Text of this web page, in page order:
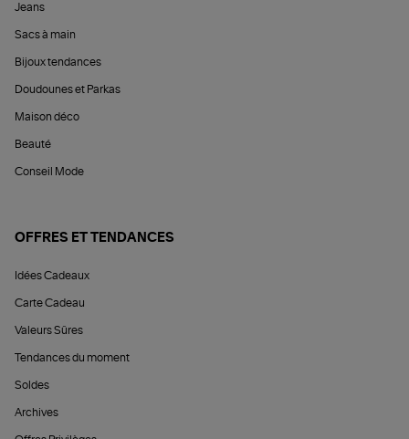
Jeans
Sacs à main
Bijoux tendances
Doudounes et Parkas
Maison déco
Beauté
Conseil Mode
OFFRES ET TENDANCES
Idées Cadeaux
Carte Cadeau
Valeurs Sûres
Tendances du moment
Soldes
Archives